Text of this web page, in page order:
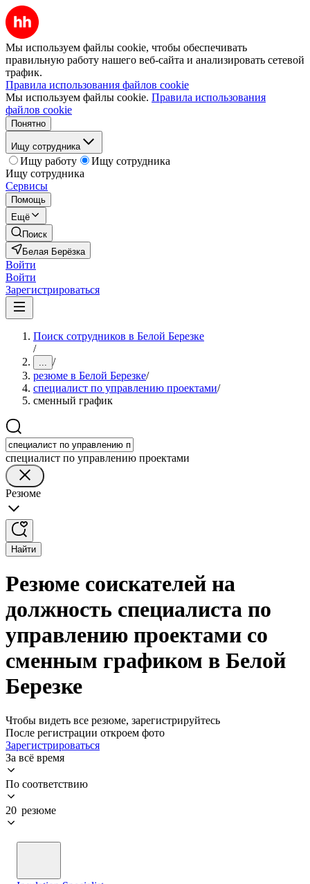
Мы используем файлы cookie, чтобы обеспечивать
правильную работу нашего веб-сайта и анализировать сетевой
трафик.
Правила использования файлов cookie
Мы используем файлы cookie. Правила использования
файлов cookie
Понятно
Ищу сотрудника
Ищу работу
Ищу сотрудника
Ищу сотрудника
Сервисы
Помощь
Ещё
Поиск
Белая Берёзка
Войти
Войти
Зарегистрироваться
Поиск сотрудников в Белой Березке
/
... /
резюме в Белой Березке/
специалист по управлению проектами/
сменный график
специалист по управлению проектами
Резюме
Найти
Резюме соискателей на
должность специалиста по
управлению проектами со
сменным графиком в Белой
Березке
Чтобы видеть все резюме, зарегистрируйтесь
После регистрации откроем фото
Зарегистрироваться
За всё время
По соответствию
20 резюме